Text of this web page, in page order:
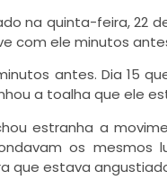
na quinta-feira, 22
com ele minutos
antes. Dia 15
a toalha que ele
estranha a
os
que estava